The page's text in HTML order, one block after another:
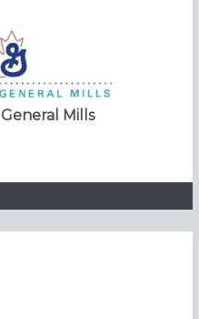
General Mills